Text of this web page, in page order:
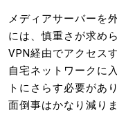
メディアサーバーを
には、慎重さが求め
VPN経由でアクセス
自宅ネットワークに
トにさらす必要があ
面倒事はかなり減りま